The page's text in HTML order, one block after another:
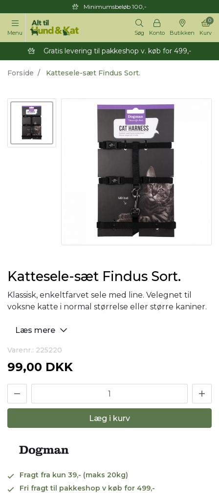
Minimumsbeløb 100,-
Menu Søg Konto Butikken Kurv
0
Gratis levering til pakkeshop v. køb for 499,-
Forside Kattesele-sæt Findus Sort.
Kattesele-sæt Findus Sort.
Klassisk, enkeltfarvet sele med line. Velegnet til
voksne katte i normal størrelse eller større kaniner.
Læs mere
Varenr.: 225220
99,00 DKK
Læg i kurv
Fragt fra kun 39,- (maks 20kg)
Fri fragt til pakkeshop v køb for 499,-